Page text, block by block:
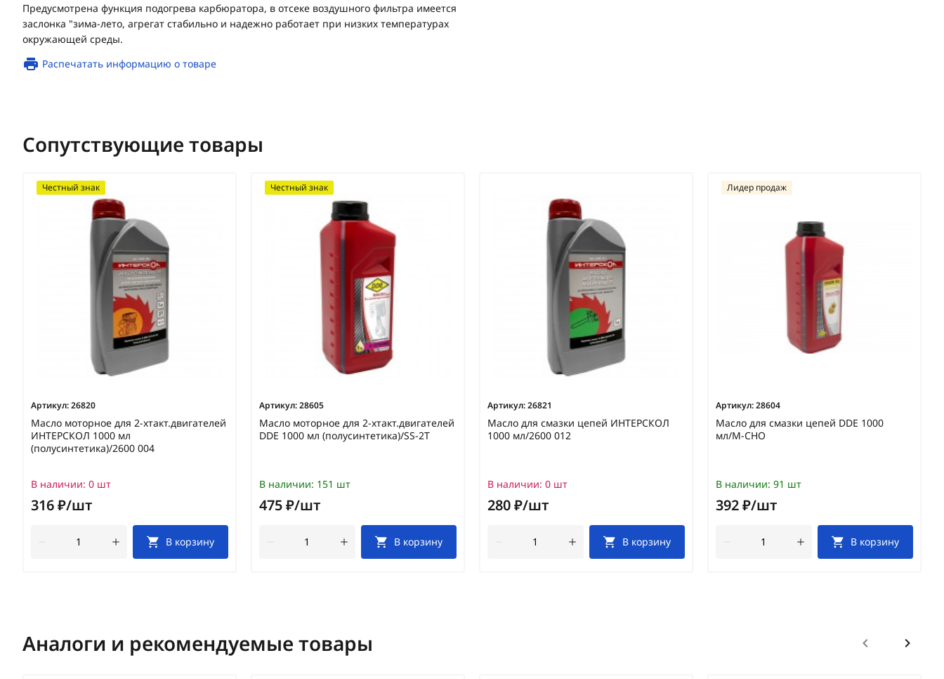
Предусмотрена функция подогрева карбюратора, в отсеке воздушного фильтра имеется
заслонка "зима-лето, агрегат стабильно и надежно работает при низких температурах
окружающей среды.
Распечатать информацию о товаре
Сопутствующие товары
Артикул:26820
Масло моторное для 2-хтакт.двигателей
ИНТЕРСКОЛ 1000 мл
(полусинтетика)/2600 004
Честный знак
В наличии: 0 шт
316 ₽/шт
В корзину
Артикул:28605
Масло моторное для 2-хтакт.двигателей
DDE 1000 мл (полусинтетика)/SS-2T
Честный знак
В наличии: 151 шт
475 ₽/шт
В корзину
Артикул:26821
Масло для смазки цепей ИНТЕРСКОЛ
1000 мл/2600 012
В наличии: 0 шт
280 ₽/шт
В корзину
Артикул:28604
Масло для смазки цепей DDE 1000
мл/M-CHO
Лидер продаж
В наличии: 91 шт
392 ₽/шт
В корзину
Аналоги и рекомендуемые товары